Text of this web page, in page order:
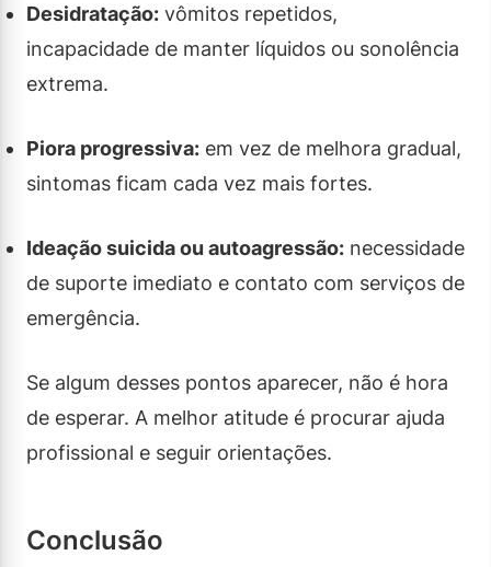
Desidratação: vômitos repetidos,
incapacidade de manter líquidos ou sonolência
extrema.
Piora progressiva: em vez de melhora gradual,
sintomas ficam cada vez mais fortes.
Ideação suicida ou autoagressão: necessidade
de suporte imediato e contato com serviços de
emergência.
Se algum desses pontos aparecer, não é hora
de esperar. A melhor atitude é procurar ajuda
profissional e seguir orientações.
Conclusão